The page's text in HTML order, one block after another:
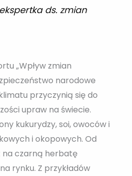
ds. zmian
„Wpływ zmian
narodowe
przyczynią się do
upraw na świecie.
kukurydzy, soi, owoców i
i okopowych. Od
czarną herbatę
rynku. Z przykładów